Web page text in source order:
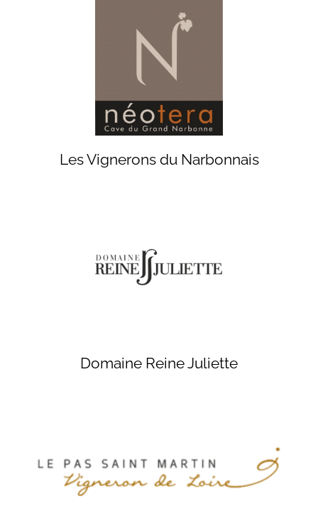
Les Vignerons du Narbonnais
Domaine Reine Juliette